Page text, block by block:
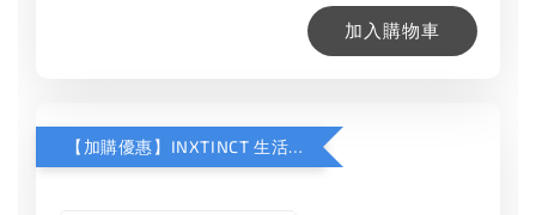
加入購物車
【加購優惠】INXTINCT 生活日用鞋墊